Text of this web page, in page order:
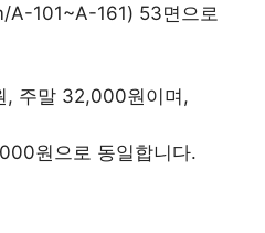
A-101~A-161) 53면으로
, 주말 32,000원이며,
원으로 동일합니다.